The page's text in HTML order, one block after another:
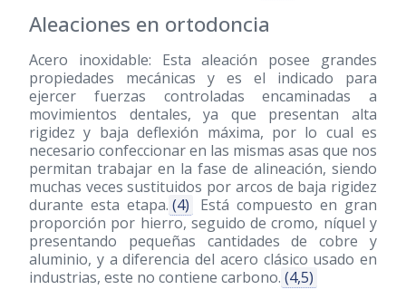
Aleaciones en ortodoncia
Acero inoxidable: Esta aleación posee grandes
propiedades mecánicas y es el indicado para
ejercer fuerzas controladas encaminadas a
movimientos dentales, ya que presentan alta
rigidez y baja deflexión máxima, por lo cual es
necesario confeccionar en las mismas asas que nos
permitan trabajar en la fase de alineación, siendo
muchas veces sustituidos por arcos de baja rigidez
durante esta etapa. (4)
Está compuesto en gran
proporción por hierro, seguido de cromo, níquel y
presentando pequeñas cantidades de cobre y
aluminio, y a diferencia del acero clásico usado en
industrias, este no contiene carbono. (4,5)